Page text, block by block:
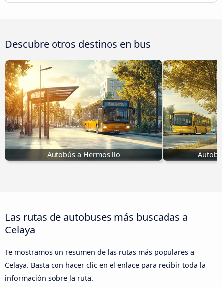
Descubre otros destinos en bus
Autobús a Hermosillo
Las rutas de autobuses más buscadas a
Celaya
Te mostramos un resumen de las rutas más populares a
Celaya. Basta con hacer clic en el enlace para recibir toda la
información sobre la ruta.